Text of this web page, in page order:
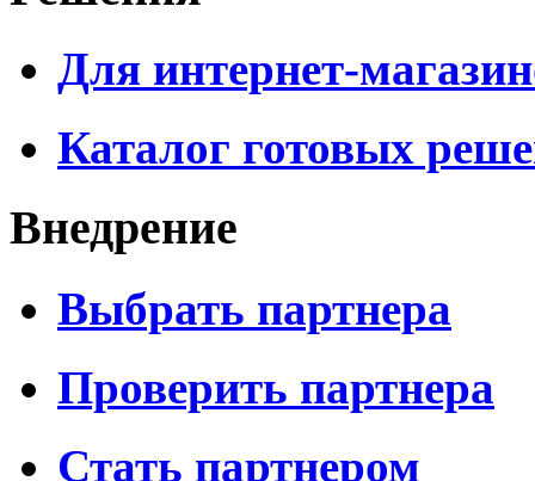
Для интернет-
Каталог готовых
Внедрение
Выбрать партнера
Проверить партнера
Стать партнером